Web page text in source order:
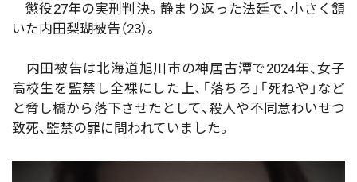
懲役27年の実刑判決。静まり返った法廷で、小さく頷
いた内田梨瑚被告（23）。
内田被告は北海道旭川市の神居古潭で2024年、女子
高校生を監禁し全裸にした上、「落ちろ」「死ねや」など
と脅し橋から落下させたとして、殺人や不同意わいせつ
致死、監禁の罪に問われていました。